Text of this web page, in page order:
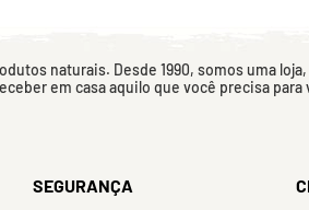
naturais. Desde 1990, somos uma
em casa aquilo que você precisa para
SEGURANÇA